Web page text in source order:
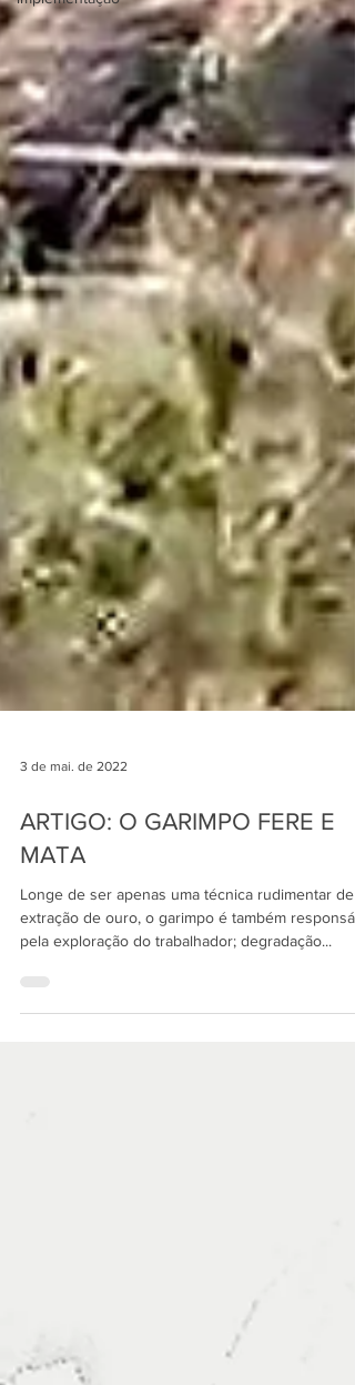
ARTIGO: O GARIMPO FERE E
MATA
Longe de ser apenas uma técnica rudimentar de
extração de ouro, o garimpo é também